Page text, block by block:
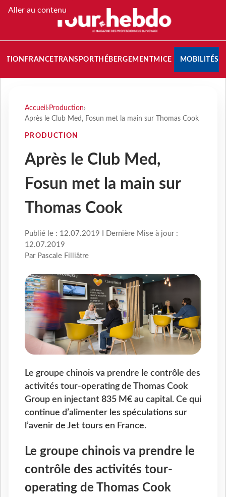
Aller au contenu
FRANCETRANSPORT HÉBERGEMENTMICE MOBILITÉS
Accueil › Production›
Après le Club Med, Fosun met la main sur Thomas Cook
PRODUCTION
Après le Club Med,
Fosun met la main sur
Thomas Cook
Publié le : 12.07.2019 I Dernière Mise à jour :
12.07.2019
Par Pascale Filliâtre
Le groupe chinois va prendre le contrôle des
activités tour-operating de Thomas Cook
Group en injectant 835 M€ au capital. Ce qui
continue d’alimenter les spéculations sur
l’avenir de Jet tours en France.
Le groupe chinois va prendre le
contrôle des activités tour-
operating de Thomas Cook